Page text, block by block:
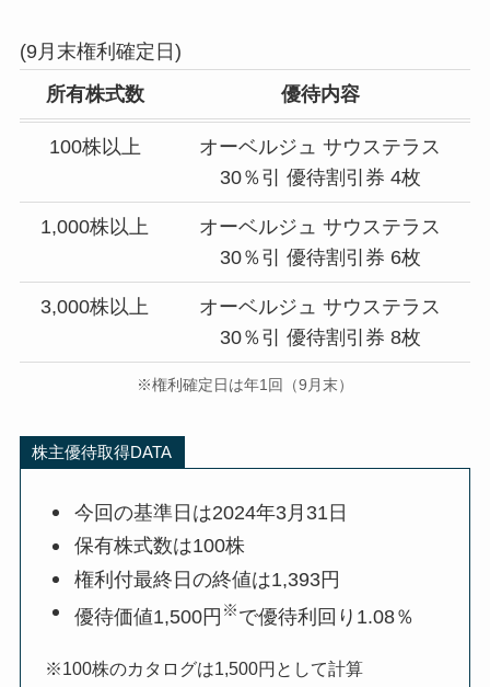
(9月末権利確定日)
所有株式数
優待内容
100株以上
オーベルジュ サウステラス
30％引 優待割引券 4枚
1,000株以上
オーベルジュ サウステラス
30％引 優待割引券 6枚
3,000株以上
オーベルジュ サウステラス
30％引 優待割引券 8枚
※権利確定日は年1回（9月末）
株主優待取得DATA
今回の基準日は2024年3月31日
保有株式数は100株
権利付最終日の終値は1,393円
優待価値1,500円 ※で優待利回り1.08％
※100株のカタログは1,500円として計算